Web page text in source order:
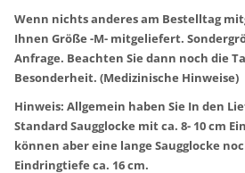
Wenn nichts anderes am Bestelltag
Ihnen Größe -M- mitgeliefert.
Anfrage. Beachten Sie dann noch die
Besonderheit. (Medizinische Hinweise)
Hinweis: Allgemein haben Sie In den
Standard Saugglocke mit ca. 8- 10 cm
können aber eine lange Saugglocke
Eindringtiefe ca. 16 cm.